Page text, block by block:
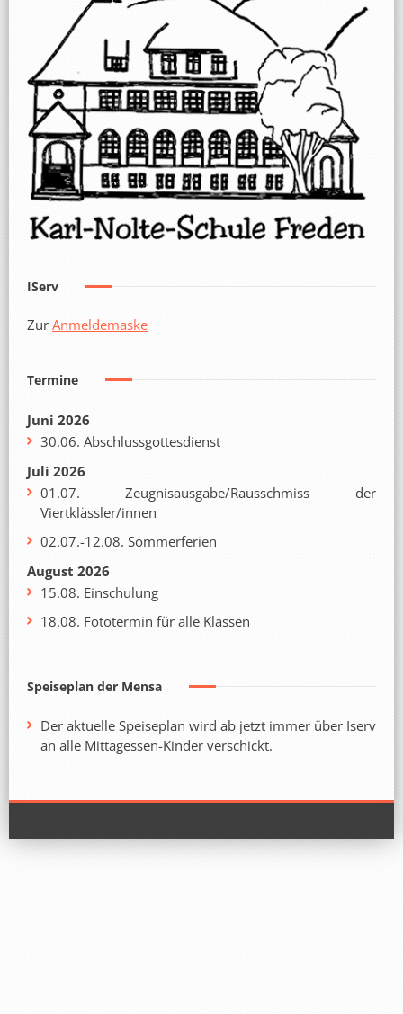
IServ
Zur Anmeldemaske
Termine
Juni 2026
30.06. Abschlussgottesdienst
Juli 2026
01.07. Zeugnisausgabe/Rausschmiss der
Viertklässler/innen
02.07.-12.08. Sommerferien
August 2026
15.08. Einschulung
18.08. Fototermin für alle Klassen
Speiseplan der Mensa
Der aktuelle Speiseplan wird ab jetzt immer über Iserv
an alle Mittagessen-Kinder verschickt.